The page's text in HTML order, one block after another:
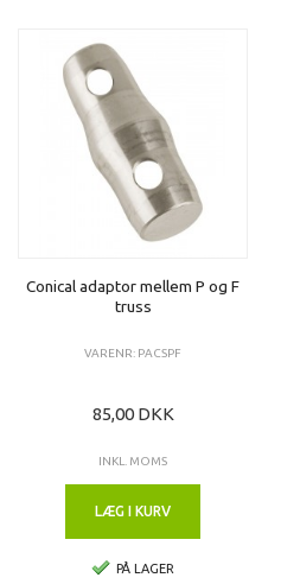
Conical adaptor mellem P og F
truss
VARENR: PACSPF
85,00 DKK
INKL. MOMS
LÆG I KURV
PÅ LAGER